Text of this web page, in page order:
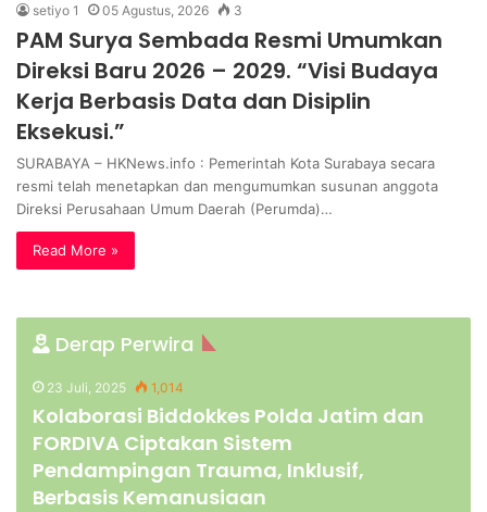
setiyo 1 05 Agustus, 2026 3
PAM Surya Sembada Resmi Umumkan
Direksi Baru 2026 – 2029. “Visi Budaya
Kerja Berbasis Data dan Disiplin
Eksekusi.”
​SURABAYA – HKNews.info : Pemerintah Kota Surabaya secara
resmi telah menetapkan dan mengumumkan susunan anggota
Direksi Perusahaan Umum Daerah (Perumda)…
Read More »
Derap Perwira
23 Juli, 2025 1,014
Kolaborasi Biddokkes Polda Jatim dan
FORDIVA Ciptakan Sistem
Pendampingan Trauma, Inklusif,
Berbasis Kemanusiaan